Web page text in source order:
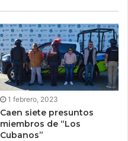
1 febrero, 2023
Caen siete presuntos
miembros de “Los
Cubanos”